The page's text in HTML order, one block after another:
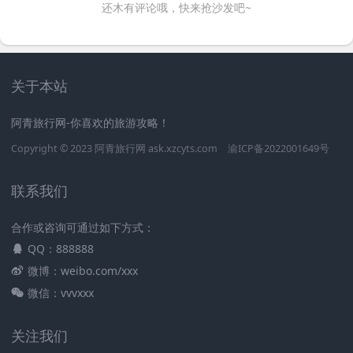
还木有评论哦，快来抢沙发吧~
关于本站
阿青旅行网-你喜欢的旅游攻略！
Copyright © 2023 阿青旅行网 ask.xzcyts.com 渝ICP备2022001649号
联系我们
合作或咨询可通过如下方式：
QQ：888888
微博：weibo.com/xxx
微信：vvvxxx
关注我们